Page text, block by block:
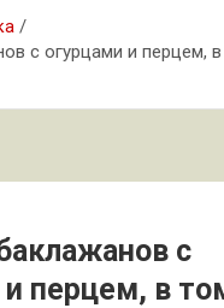
с огурцами и перцем,
с
и перцем, в